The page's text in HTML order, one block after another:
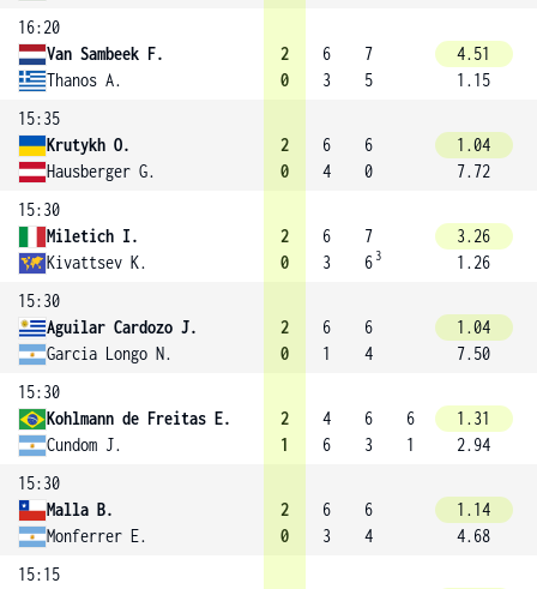
16:20
Van Sambeek F.
Thanos A.
2
0
6
3
7
5
4.51
1.15
15:35
Krutykh O.
Hausberger G.
2
0
6
4
6
0
1.04
7.72
15:30
Miletich I.
Kivattsev K.
2
0
6
3
7
6 3
3.26
1.26
15:30
Aguilar Cardozo J.
Garcia Longo N.
2
0
6
1
6
4
1.04
7.50
15:30
Kohlmann de Freitas E.
Cundom J.
2
1
4
6
6
3
6
1
1.31
2.94
15:30
Malla B.
Monferrer E.
2
0
6
3
6
4
1.14
4.68
15:15